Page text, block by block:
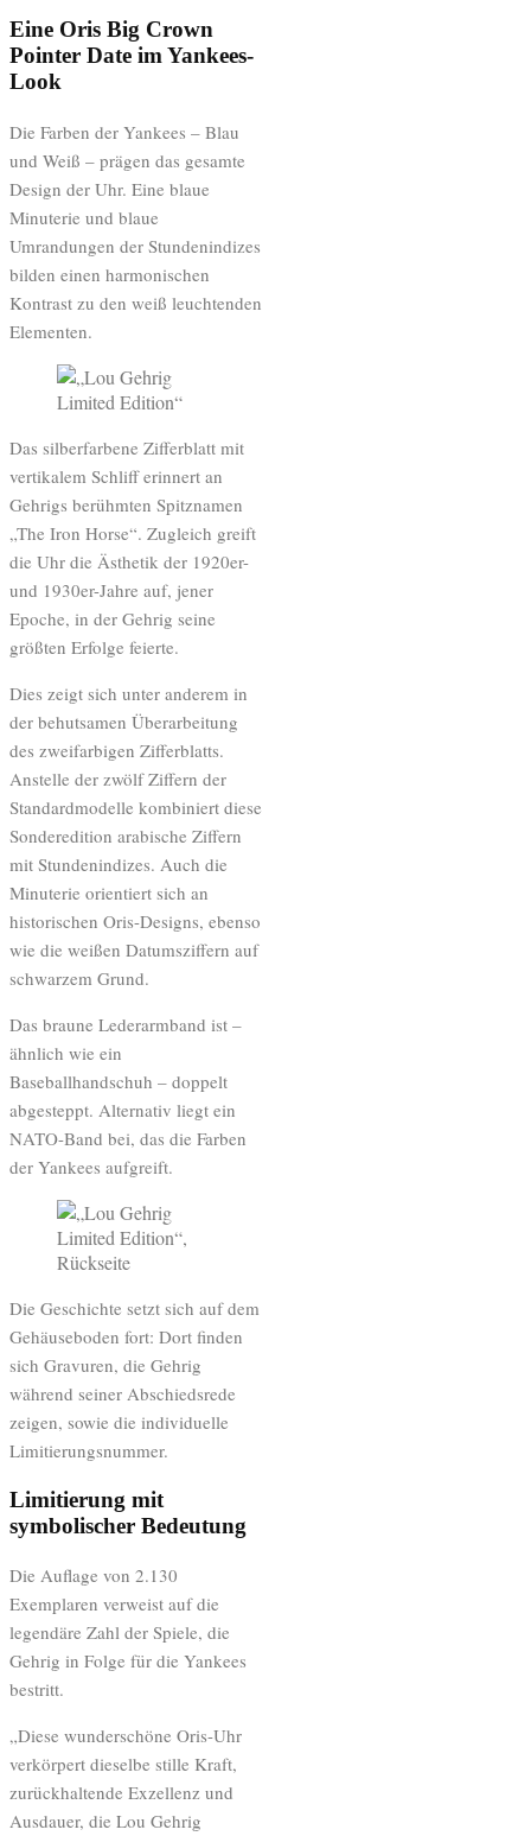
Eine Oris Big Crown
Pointer Date im Yankees-
Look
Die Farben der Yankees – Blau
und Weiß – prägen das gesamte
Design der Uhr. Eine blaue
Minuterie und blaue
Umrandungen der Stundenindizes
bilden einen harmonischen
Kontrast zu den weiß leuchtenden
Elementen.
Das silberfarbene Zifferblatt mit
vertikalem Schliff erinnert an
Gehrigs berühmten Spitznamen
„The Iron Horse“. Zugleich greift
die Uhr die Ästhetik der 1920er-
und 1930er-Jahre auf, jener
Epoche, in der Gehrig seine
größten Erfolge feierte.
Dies zeigt sich unter anderem in
der behutsamen Überarbeitung
des zweifarbigen Zifferblatts.
Anstelle der zwölf Ziffern der
Standardmodelle kombiniert diese
Sonderedition arabische Ziffern
mit Stundenindizes. Auch die
Minuterie orientiert sich an
historischen Oris-Designs, ebenso
wie die weißen Datumsziffern auf
schwarzem Grund.
Das braune Lederarmband ist –
ähnlich wie ein
Baseballhandschuh – doppelt
abgesteppt. Alternativ liegt ein
NATO-Band bei, das die Farben
der Yankees aufgreift.
Die Geschichte setzt sich auf dem
Gehäuseboden fort: Dort finden
sich Gravuren, die Gehrig
während seiner Abschiedsrede
zeigen, sowie die individuelle
Limitierungsnummer.
Limitierung mit
symbolischer Bedeutung
Die Auflage von 2.130
Exemplaren verweist auf die
legendäre Zahl der Spiele, die
Gehrig in Folge für die Yankees
bestritt.
„Diese wunderschöne Oris-Uhr
verkörpert dieselbe stille Kraft,
zurückhaltende Exzellenz und
Ausdauer, die Lou Gehrig